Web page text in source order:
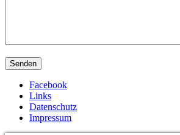
Facebook
Links
Datenschutz
Impressum